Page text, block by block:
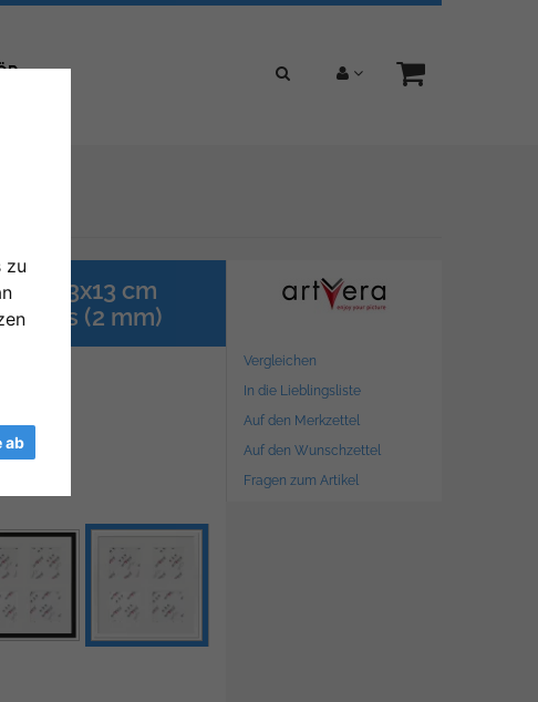
zu
ab
für 13x13 cm
(2 mm)
Vergleichen
In die Lieblingsliste
Auf den Merkzettel
Auf den Wunschzettel
Fragen zum Artikel